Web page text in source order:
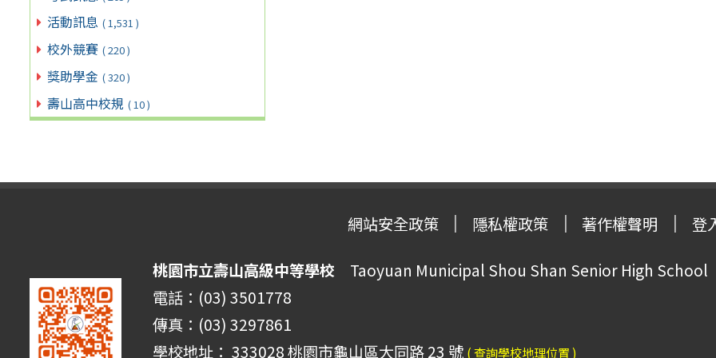
活動訊息 ( 1,531 )
校外競賽 ( 220 )
獎助學金 ( 320 )
壽山高中校規 ( 10 )
網站安全政策 隱私權政策 著作權聲明 登
桃園市立壽山高級中等學校 Taoyuan Municipal Shou Shan Senior High School
電話：(03) 3501778
傳真：(03) 3297861
學校地址： 333028 桃園市龜山區大同路 23 號 ( 查詢學校地理位置 )